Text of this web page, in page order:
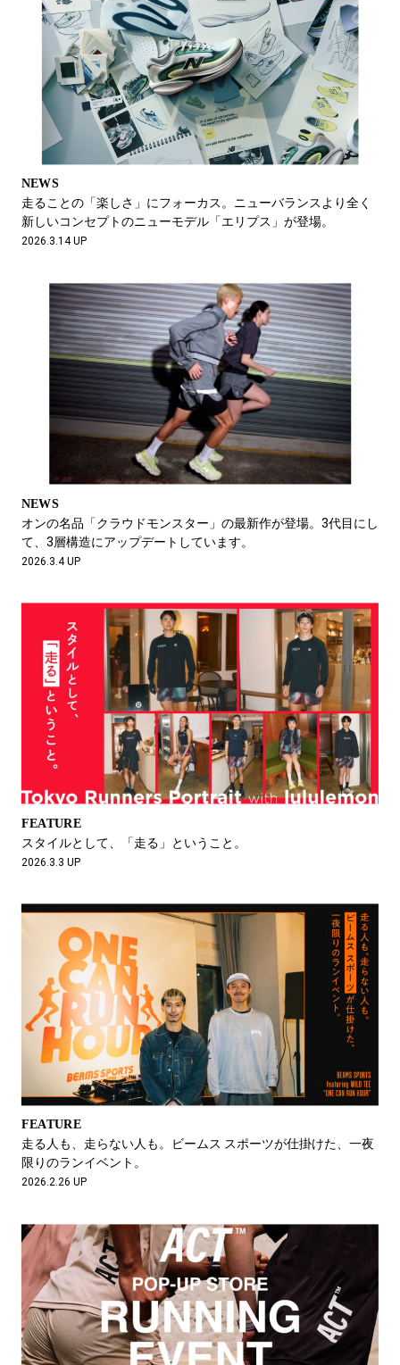
NEWS
走ることの「楽しさ」にフォーカス。ニューバランスより全く
新しいコンセプトのニューモデル「エリプス」が登場。
2026.3.14 UP
NEWS
オンの名品「クラウドモンスター」の最新作が登場。3代目にし
て、3層構造にアップデートしています。
2026.3.4 UP
FEATURE
スタイルとして、「走る」ということ。
2026.3.3 UP
FEATURE
走る人も、走らない人も。ビームス スポーツが仕掛けた、一夜
限りのランイベント。
2026.2.26 UP